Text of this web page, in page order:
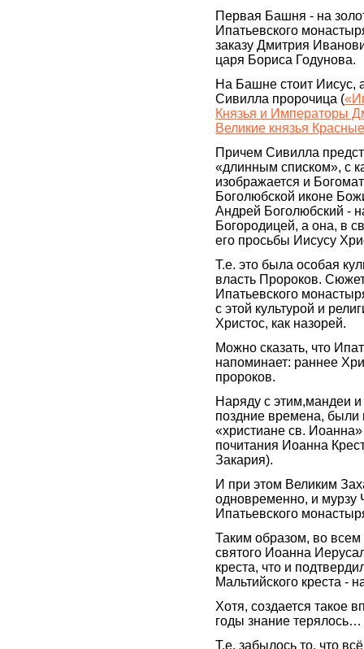
Первая Башня - на
Ипатьевского
заказу Дмитрия
царя Бориса Годунова.
На Башне стоит Иисус,
Сивилла пророчица (
Князья и Императоры
Великие князья
Причем Сивилла
«длинным списком», с
изображается и
Боголюбской иконе
Андрей Боголюбский -
Богородицей, а она, в
его просьбы Иисусу
Т.е. это была особая
власть Пророков.
Ипатьевского
с этой культурой и
Христос, как назорей.
Можно сказать, что
напоминает: раннее
пророков.
Наряду с этим,мандеи
поздние времена, были
«христиане св. Иоанна»
почитания Иоанна
Закария).
И при этом Великим
одновременно, и мурзу
Ипатьевского
Таким образом, во
святого Иоанна
креста, что и
Мальтийского креста -
Хотя, создается такое
годы знание терялось…
Т.е. забылось то, что